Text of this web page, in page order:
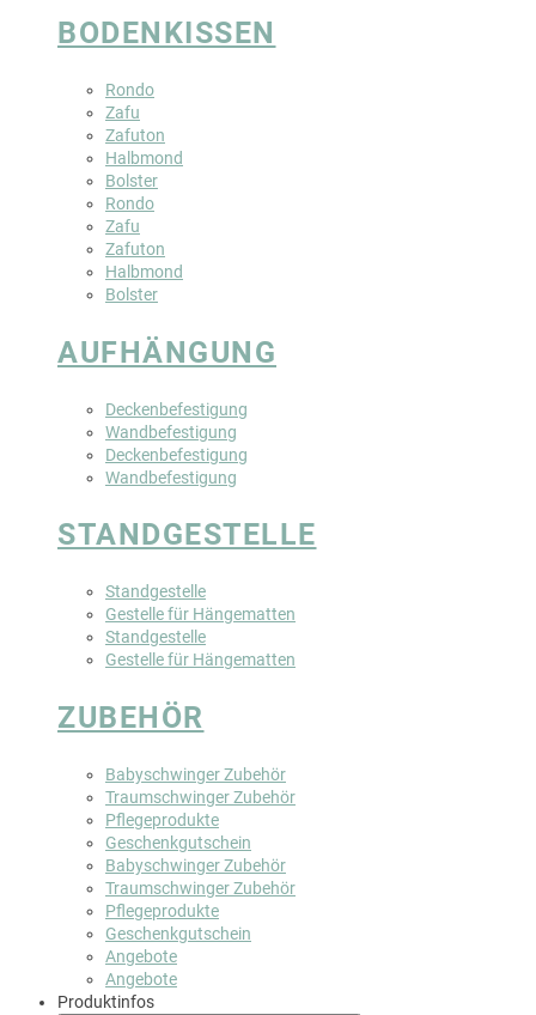
BODENKISSEN
Rondo
Zafu
Zafuton
Halbmond
Bolster
Rondo
Zafu
Zafuton
Halbmond
Bolster
AUFHÄNGUNG
Deckenbefestigung
Wandbefestigung
Deckenbefestigung
Wandbefestigung
STANDGESTELLE
Standgestelle
Gestelle für Hängematten
Standgestelle
Gestelle für Hängematten
ZUBEHÖR
Babyschwinger Zubehör
Traumschwinger Zubehör
Pflegeprodukte
Geschenkgutschein
Babyschwinger Zubehör
Traumschwinger Zubehör
Pflegeprodukte
Geschenkgutschein
Angebote
Angebote
Produktinfos